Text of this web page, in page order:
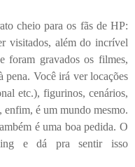
cheio para os fãs de HP:
visitados, além do incrível
foram gravados os filmes,
Você irá ver locações
etc.), figurinos, cenários,
enfim, é um mundo mesmo.
é uma boa pedida. O
e dá pra sentir isso